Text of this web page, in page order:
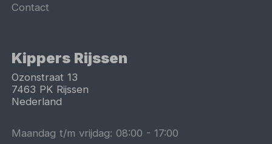
Contact
Kippers Rijssen
Ozonstraat 13
7463 PK Rijssen
Nederland
Maandag t/m vrijdag:08:00 -17:00